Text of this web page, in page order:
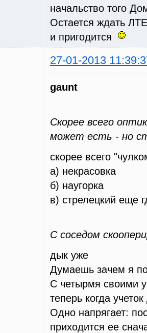
начальство того
Остается ждать
и пригодится
27-01-2013
gaunt
Скорее всего
может есть - но
скорее всего
а) некрасовка
б) наугорка
в) стрелецкий еще
С соседом
дык уже
Думаешь зачем я
С четырмя своими
теперь когда
Одно напрягает:
приходится ее